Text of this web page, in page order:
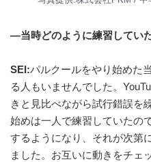
―当時どのように練習してい
SEI:パルクールをやり始めた
る人もいませんでした。
きと見比べながら試行錯誤を
始めは一人で練習していたの
するようになり、それが次第
ました。お互いに動きをチェ